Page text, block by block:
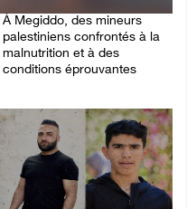
À Megiddo, des mineurs
palestiniens confrontés à la
malnutrition et à des
conditions éprouvantes